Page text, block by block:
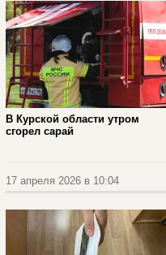
В Курской области утром
сгорел сарай
17 апреля 2026 в 10:04